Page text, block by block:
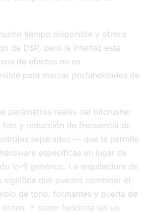
tiempo disponible y ofrece
de DSP, pero la interfaz está
de efectos no es
para marcar profundidades de
parámetros reales del bitcrusher
y reducción de frecuencia de
separados — que te permite
específicas en lugar de
lo-fi genérico. La arquitectura de
significa que puedes combinar el
de tono, formantes y puerta de
Y como funciona sin un